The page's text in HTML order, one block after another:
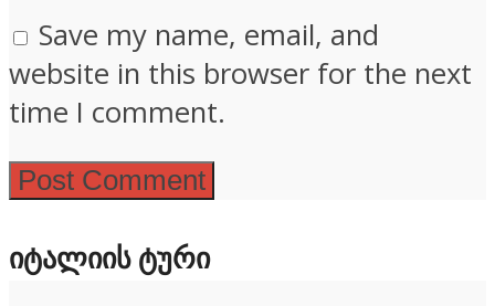
Save my name, email, and
website in this browser for the next
time I comment.
ᲘᲢᲐᲚᲘᲘᲡ ᲢᲣᲠᲘ